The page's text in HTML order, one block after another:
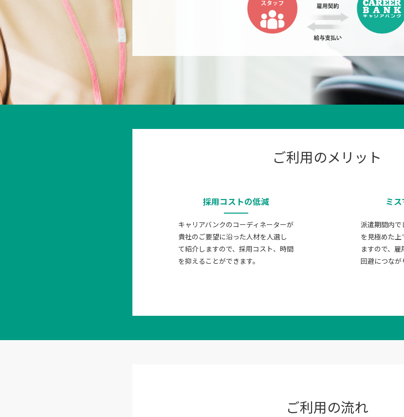
ご利用のメリット
採用コストの低減
キャリアバンクのコーディネーターが
貴社のご要望に沿った人材を人選し
て紹介しますので、採用コスト、時間
を抑えることができます。
ミ
派遣期間内で
を見極めた上
ますので、
回避につなが
ご利用の流れ